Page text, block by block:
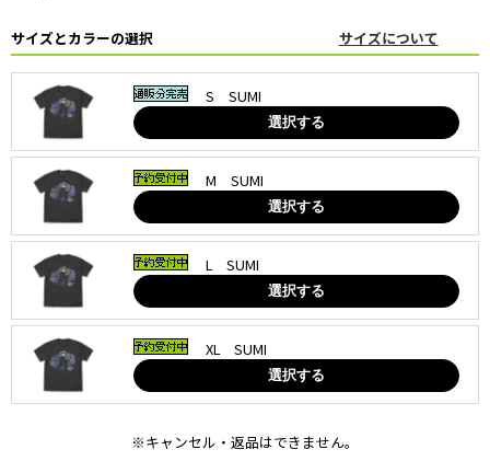
サイズとカラーの選択 サイズについて
S SUMI
選択する
M SUMI
選択する
L SUMI
選択する
XL SUMI
選択する
※キャンセル・返品はできません。